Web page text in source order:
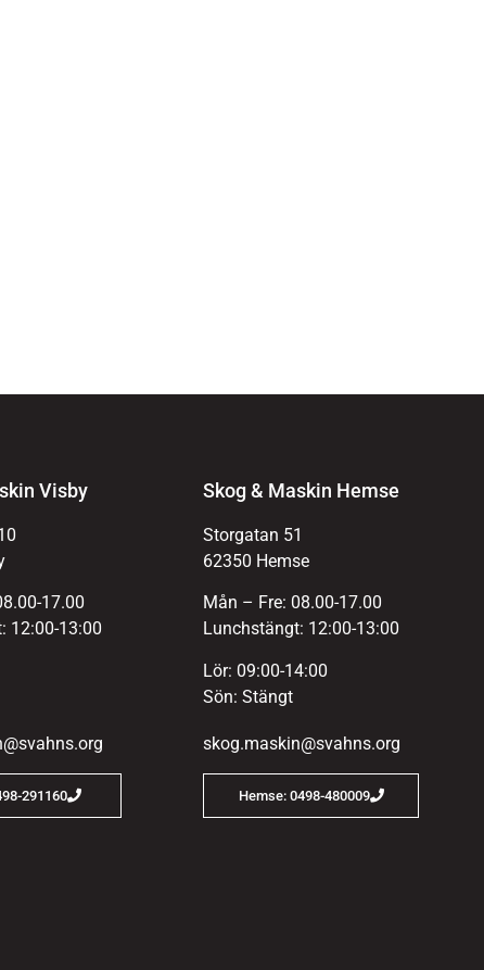
Visby
17.00
12:00-13:00
291160
Skog & Maskin Hemse
Storgatan 51
62350 Hemse
Mån – Fre: 08.00-17.00
Lunchstängt: 12:00-13:00
Lör: 09:00-14:00
Sön: Stängt
skog.maskin@svahns.org
Hemse: 0498-480009